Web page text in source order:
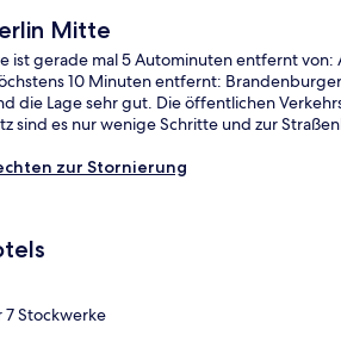
Mitte
ist gerade mal 5 Autominuten entfernt
10 Minuten entfernt:
die Lage sehr gut. Die öffentlichen
sind es nur wenige Schritte und zur
zur Stornierung
7 Stockwerke